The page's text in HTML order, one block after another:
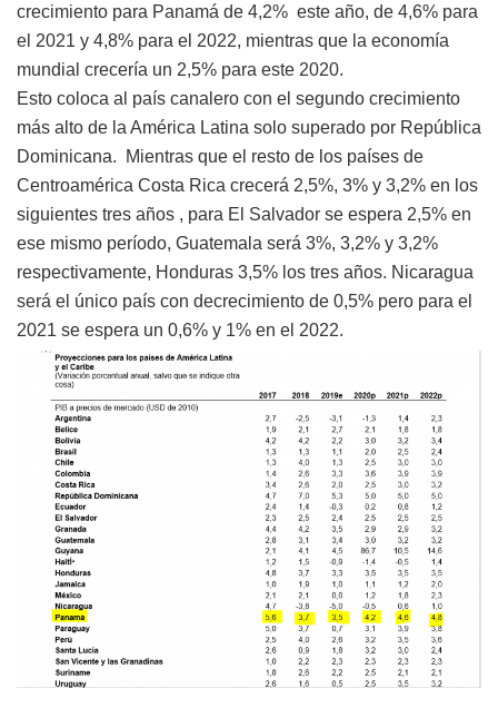
crecimiento para Panamá de 4,2% este año, de 4,6% para
el 2021 y 4,8% para el 2022, mientras que la economía
mundial crecería un 2,5% para este 2020.
Esto coloca al país canalero con el segundo crecimiento
más alto de la América Latina solo superado por República
Dominicana. Mientras que el resto de los países de
Centroamérica Costa Rica crecerá 2,5%, 3% y 3,2% en los
siguientes tres años , para El Salvador se espera 2,5% en
ese mismo período, Guatemala será 3%, 3,2% y 3,2%
respectivamente, Honduras 3,5% los tres años. Nicaragua
será el único país con decrecimiento de 0,5% pero para el
2021 se espera un 0,6% y 1% en el 2022.